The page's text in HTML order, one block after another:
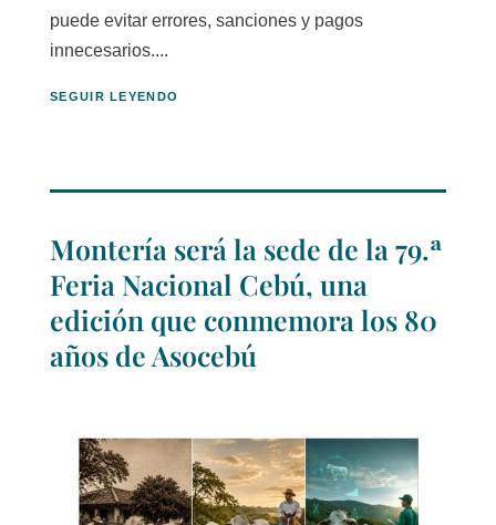
puede evitar errores, sanciones y pagos
innecesarios....
SEGUIR LEYENDO
Montería será la sede de la 79.ª
Feria Nacional Cebú, una
edición que conmemora los 80
años de Asocebú